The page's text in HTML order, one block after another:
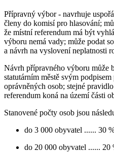
Přípravný výbor - navrhuje
členy do komisí pro hlasování;
že místní referendum má být
výboru nemá vady; může podat
a návrh na vyslovení neplatnosti
Návrh přípravného výboru může
statutárním městě svým
oprávněných osob; stejné
referendum koná na území části
Stanovené počty osob jsou
do 3 000 obyvatel ...... 30
do 20 000 obyvatel ...... 20